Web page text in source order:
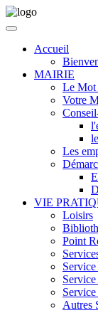
Accueil
MAIRIE
Le Mot
Votre
Les
VIE
Loisirs
Point
Autres